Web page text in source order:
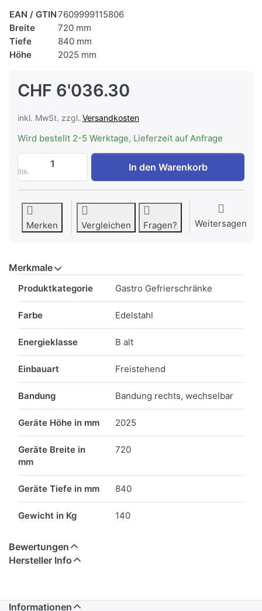
EAN / GTIN7609999115806
Breite
720 mm
Tiefe
840 mm
Höhe
2025 mm
CHF 6'036.30
inkl. MwSt. zzgl. Versandkosten
Wird bestellt 2-5 Werktage, Lieferzeit auf Anfrage
Stk.
ILSA AVF7X2520 Gastronomie-
In den Warenkorb
Merken Vergleichen Fragen? Weitersagen
Merkmale
Produktkategorie Gastro Gefrierschränke
Farbe Edelstahl
Energieklasse B alt
Einbauart Freistehend
Bandung Bandung rechts, wechselbar
Geräte Höhe in mm 2025
Geräte Breite in
mm
720
Geräte Tiefe in mm 840
Gewicht in Kg 140
Bewertungen
Hersteller Info
Informationen